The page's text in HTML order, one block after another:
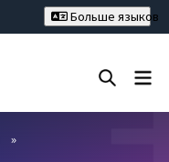
Больше языков